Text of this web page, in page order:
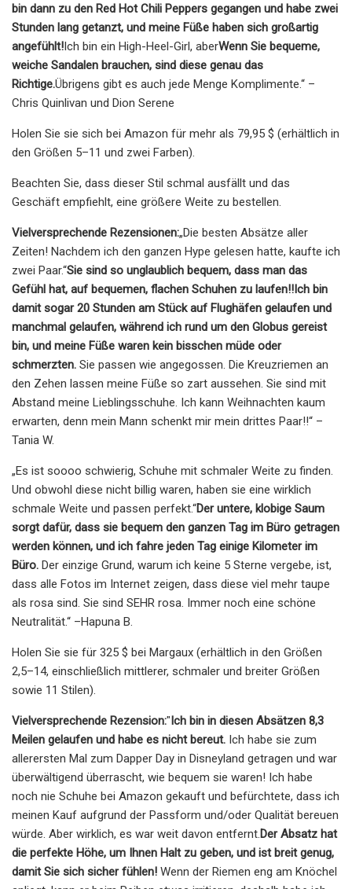
bin dann zu den Red Hot Chili Peppers gegangen und habe zwei
Stunden lang getanzt, und meine Füße haben sich großartig
angefühlt!Ich bin ein High-Heel-Girl, aberWenn Sie bequeme,
weiche Sandalen brauchen, sind diese genau das
Richtige.Übrigens gibt es auch jede Menge Komplimente.“ –
Chris Quinlivan und Dion Serene
Holen Sie sie sich bei Amazon für mehr als 79,95 $ (erhältlich in
den Größen 5–11 und zwei Farben).
Beachten Sie, dass dieser Stil schmal ausfällt und das
Geschäft empfiehlt, eine größere Weite zu bestellen.
Vielversprechende Rezensionen:„Die besten Absätze aller
Zeiten! Nachdem ich den ganzen Hype gelesen hatte, kaufte ich
zwei Paar.“Sie sind so unglaublich bequem, dass man das
Gefühl hat, auf bequemen, flachen Schuhen zu laufen!!Ich bin
damit sogar 20 Stunden am Stück auf Flughäfen gelaufen und
manchmal gelaufen, während ich rund um den Globus gereist
bin, und meine Füße waren kein bisschen müde oder
schmerzten. Sie passen wie angegossen. Die Kreuzriemen an
den Zehen lassen meine Füße so zart aussehen. Sie sind mit
Abstand meine Lieblingsschuhe. Ich kann Weihnachten kaum
erwarten, denn mein Mann schenkt mir mein drittes Paar!!“ –
Tania W.
„Es ist soooo schwierig, Schuhe mit schmaler Weite zu finden.
Und obwohl diese nicht billig waren, haben sie eine wirklich
schmale Weite und passen perfekt.“Der untere, klobige Saum
sorgt dafür, dass sie bequem den ganzen Tag im Büro getragen
werden können, und ich fahre jeden Tag einige Kilometer im
Büro. Der einzige Grund, warum ich keine 5 Sterne vergebe, ist,
dass alle Fotos im Internet zeigen, dass diese viel mehr taupe
als rosa sind. Sie sind SEHR rosa. Immer noch eine schöne
Neutralität.“ –Hapuna B.
Holen Sie sie für 325 $ bei Margaux (erhältlich in den Größen
2,5–14, einschließlich mittlerer, schmaler und breiter Größen
sowie 11 Stilen).
Vielversprechende Rezension:"Ich bin in diesen Absätzen 8,3
Meilen gelaufen und habe es nicht bereut. Ich habe sie zum
allerersten Mal zum Dapper Day in Disneyland getragen und war
überwältigend überrascht, wie bequem sie waren! Ich habe
noch nie Schuhe bei Amazon gekauft und befürchtete, dass ich
meinen Kauf aufgrund der Passform und/oder Qualität bereuen
würde. Aber wirklich, es war weit davon entfernt.Der Absatz hat
die perfekte Höhe, um Ihnen Halt zu geben, und ist breit genug,
damit Sie sich sicher fühlen! Wenn der Riemen eng am Knöchel